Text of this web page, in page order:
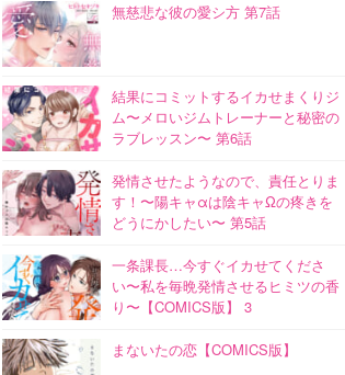
無慈悲な彼の愛シ方 第7話
結果にコミットするイカせまくりジ
ム〜メロいジムトレーナーと秘密の
ラブレッスン〜 第6話
発情させたようなので、責任とりま
す！〜陽キャαは陰キャΩの疼きを
どうにかしたい〜 第5話
一条課長…今すぐイカせてくださ
い〜私を毎晩発情させるヒミツの香
り〜【COMICS版】 3
まないたの恋【COMICS版】